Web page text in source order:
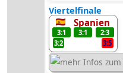
Viertelfinale
Spanien
3:1 3:1
2:3
3:2
3:5